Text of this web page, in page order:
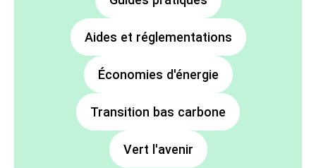
Aides et réglementations
Économies d'énergie
Transition bas carbone
Vert l'avenir